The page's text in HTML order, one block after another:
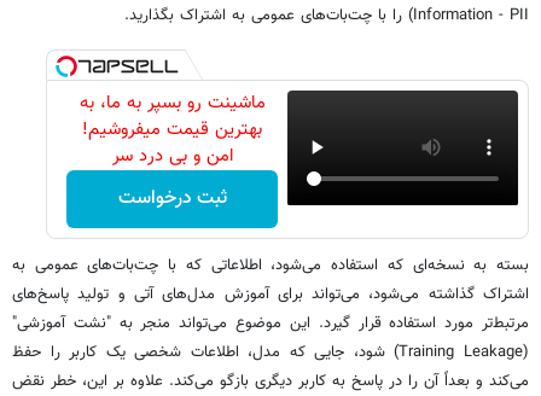
Information - PII) را با چت‌بات‌های عمومی به اشتراک بگذارید.
ماشینت رو بسپر به ما، به
بهترین قیمت میفروشیم!
امن و بی درد سر
ثبت درخواست
بسته به نسخه‌ای که استفاده می‌شود، اطلاعاتی که با چت‌بات‌های عمومی به
اشتراک گذاشته می‌شود، می‌تواند برای آموزش مدل‌های آتی و تولید پاسخ‌های
مرتبط‌تر مورد استفاده قرار گیرد. این موضوع می‌تواند منجر به "نشت آموزشی"
(Training Leakage) شود، جایی که مدل، اطلاعات شخصی یک کاربر را حفظ
می‌کند و بعداً آن را در پاسخ به کاربر دیگری بازگو می‌کند. علاوه بر این، خطر نقض